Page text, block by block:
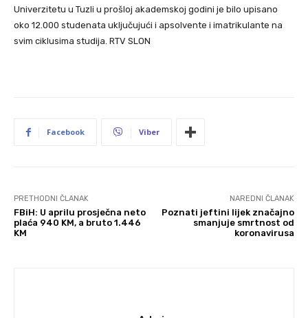
Univerzitetu u Tuzli u prošloj akademskoj godini je bilo upisano
oko 12.000 studenata uključujući i apsolvente i imatrikulante na
svim ciklusima studija. RTV SLON
Facebook Viber
PRETHODNI ČLANAK
FBiH: U aprilu prosječna neto
plaća 940 KM, a bruto 1.446
KM
NAREDNI ČLANAK
Poznati jeftini lijek značajno
smanjuje smrtnost od
koronavirusa